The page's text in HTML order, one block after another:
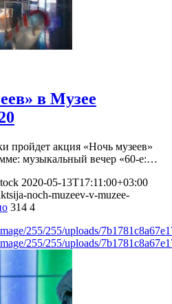
в Музее
пройдет акция «Ночь музеев»
музыкальный вечер «60-е:…
2020-05-13T17:11:00+03:00
noch-muzeev-v-muzee-
314 4
255/255/uploads/
255/255/uploads/